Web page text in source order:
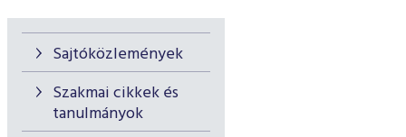
Sajtóközlemények
Szakmai cikkek és
tanulmányok